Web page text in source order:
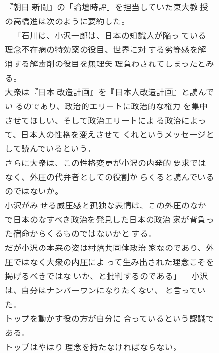
『朝日 新聞』の「論壇時評」を担当していた東大教 授
の高橋進は次のように要約した。
「石川は、小沢一郎は、日本の知識人が陥っ ている
理念不在病の特効薬の役目、世界に対 する劣等感を解
消する解毒剤の役目を無理矢 理負わされてしまったとみ
る。
大衆は『日本 改造計画』を『日本人改造計画』と読んで
い るのであり、政治的エリートに政治的な権力 を集中
させてほしい、そして政治エリートによ る政治によっ
て、日本人の性格を変えさせて くれというメッセージと
して読んでいるという。
さらに大衆は、この性格変更が小沢の内発的 要求では
なく、外圧の代弁者としての役割か らくると読んでいる
のではないか。
小沢がみ せる威圧感と孤独な表情は、この外圧のなか
で日本のなすべき政治を発見した日本の政治 家が背負っ
た宿命からくるものではないかと する。
だが小沢の本来の姿は村落共同体政治 家なのであり、外
圧ではなく大衆の内圧によ って生み出された理念こそを
掲げるべきではな いか、と批判するのである」 小沢
は、自分はナンバーワンになりたくない、 と言ってい
た。
トップを動かす役の方が自分に 合っているという認識で
ある。
トップはやはり 理念を持たなければならない。